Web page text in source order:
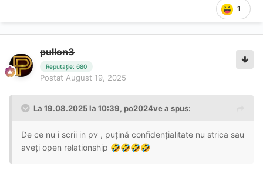
1
pullon3
Reputație: 680
Postat August 19, 2025
La 19.08.2025 la 10:39, po2024vea spus:
De ce nu i scrii in pv , puțină confidențialitate nu strica sau
aveți open relationship 🤣🤣🤣🤣